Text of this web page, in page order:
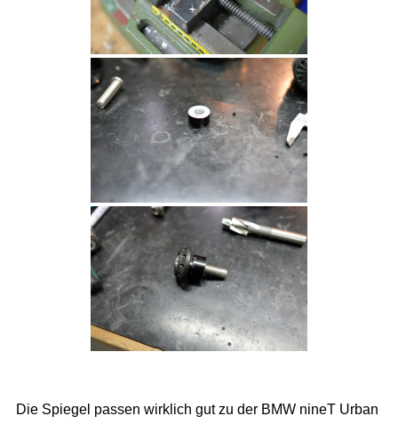
Die Spiegel passen wirklich gut zu der BMW nineT Urban